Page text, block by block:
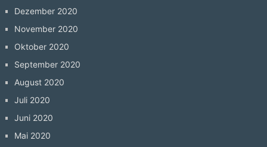
Dezember 2020
November 2020
Oktober 2020
September 2020
August 2020
Juli 2020
Juni 2020
Mai 2020